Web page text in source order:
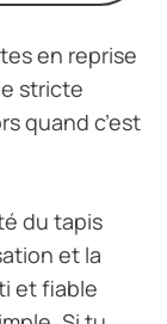
en reprise
stricte
quand c’est
du tapis
et la
et fiable